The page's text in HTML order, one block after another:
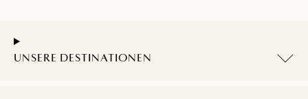
UNSERE DESTINATIONEN